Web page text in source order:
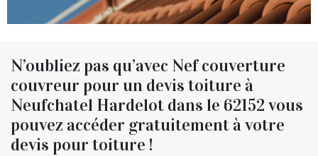
N’oubliez pas qu’avec Nef couverture
couvreur pour un devis toiture à
Neufchatel Hardelot dans le 62152 vous
pouvez accéder gratuitement à votre
devis pour toiture !